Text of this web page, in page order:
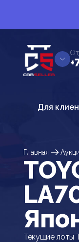
Для
Главная
Текущие лоты